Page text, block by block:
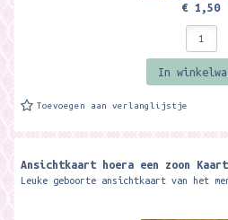
€ 1,50
In
Toevoegen aan verlanglijstje
Ansichtkaart hoera een zoon
Leuke geboorte ansichtkaart van het